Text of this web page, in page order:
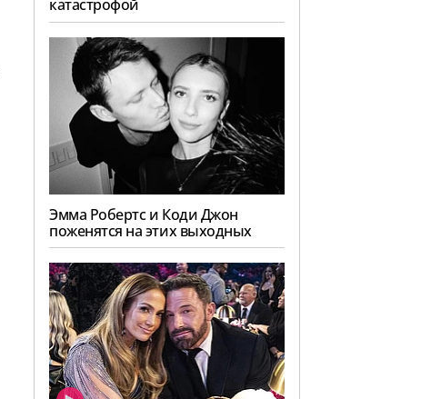
катастрофой
Эмма Робертс и Коди Джон
поженятся на этих выходных